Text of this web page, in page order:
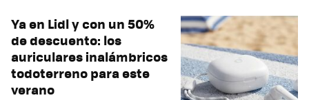
Ya en Lidl y con un 50%
de descuento: los
auriculares inalámbricos
todoterreno para este
verano